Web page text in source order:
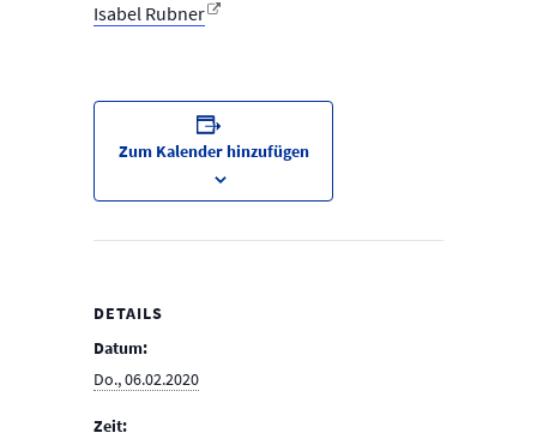
Isabel Rubner
Zum Kalender hinzufügen
DETAILS
Datum:
Do., 06.02.2020
Zeit: